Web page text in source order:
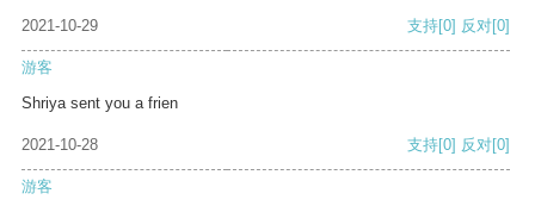
2021-10-29 支持[0] 反对[0]
游客
Shriya sent you a frien
2021-10-28 支持[0] 反对[0]
游客